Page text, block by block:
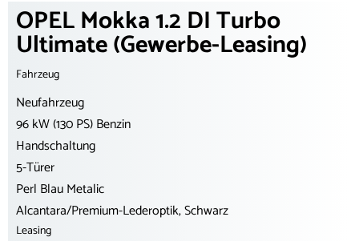
OPEL Mokka 1.2 DI Turbo
Ultimate (Gewerbe-Leasing)
Fahrzeug
Neufahrzeug
96 kW (130 PS) Benzin
Handschaltung
5-Türer
Perl Blau Metalic
Alcantara/Premium-Lederoptik, Schwarz
Leasing